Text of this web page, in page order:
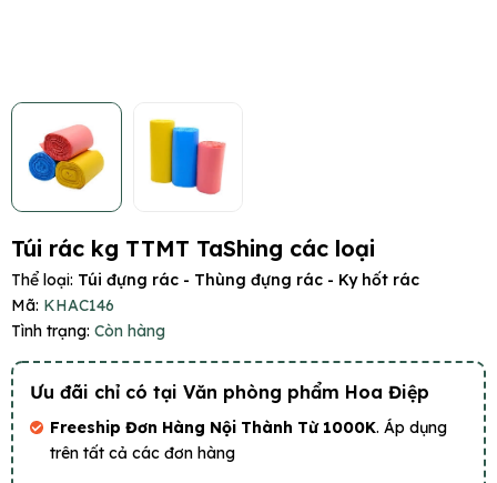
Túi rác kg TTMT TaShing các loại
Thể loại: Túi đựng rác - Thùng đựng rác - Ky hốt rác
Mã: KHAC146
Tình trạng: Còn hàng
Ưu đãi chỉ có tại Văn phòng phẩm Hoa Điệp
Freeship Đơn Hàng Nội Thành Từ 1000K. Áp dụng
trên tất cả các đơn hàng